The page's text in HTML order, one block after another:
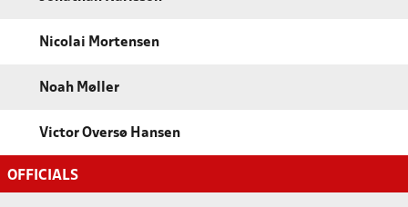
Nicolai Mortensen
Noah Møller
Victor Oversø Hansen
OFFICIALS